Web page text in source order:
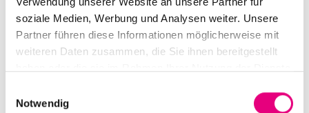
soziale Medien, Werbung und Analysen weiter. Unsere
Partner führen diese Informationen möglicherweise mit
weiteren Daten zusammen, die Sie ihnen bereitgestellt
Notwendig
Ganz wichtig!